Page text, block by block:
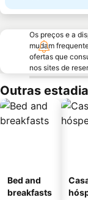
Os preços e a
mudam
ofertas que
nos sites de
Outras
Bed and
breakfasts